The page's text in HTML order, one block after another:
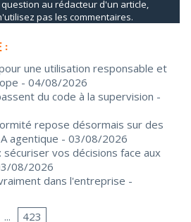
au rédacteur d'un article,
pas les commentaires.
:
une utilisation responsable et
- 04/08/2026
du code à la supervision -
repose désormais sur des
agentique - 03/08/2026
vos décisions face aux
08/2026
dans l'entreprise -
... 423